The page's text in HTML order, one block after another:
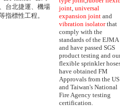
台北捷運、機場
指標性工程。
joint, universal
expansion joint and
vibration isolatorthat
comply with the
standards of the EJMA
and have passed SGS
product testing and
flexible sprinkler
have obtained FM
Approvals from the US
and Taiwan's National
Fire Agency testing
certification.